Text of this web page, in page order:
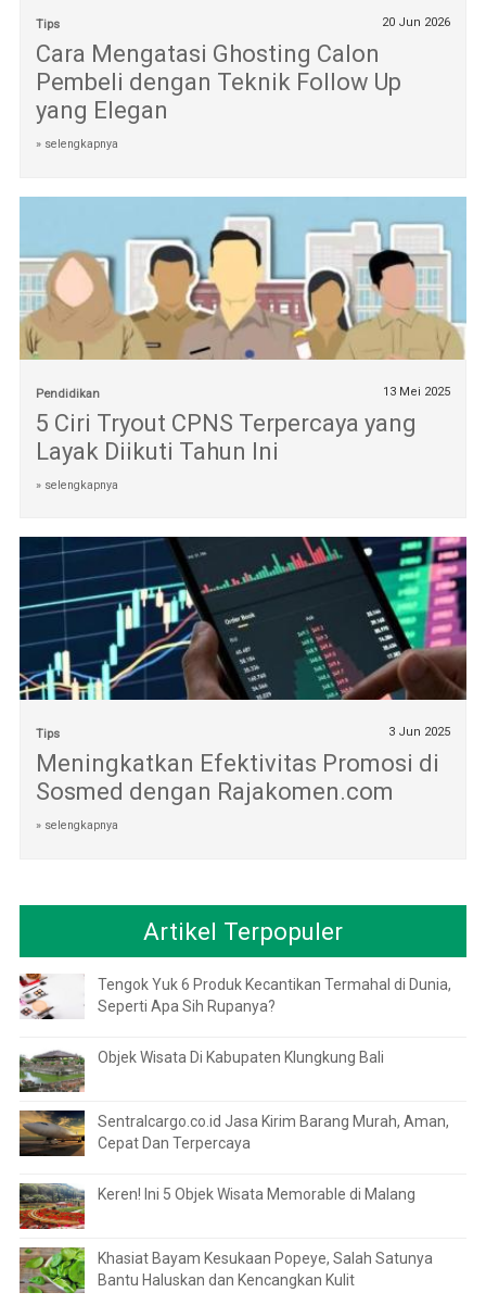
Tips 20 Jun 2026
Cara Mengatasi Ghosting Calon
Pembeli dengan Teknik Follow Up
yang Elegan
» selengkapnya
Pendidikan 13 Mei 2025
5 Ciri Tryout CPNS Terpercaya yang
Layak Diikuti Tahun Ini
» selengkapnya
Tips 3 Jun 2025
Meningkatkan Efektivitas Promosi di
Sosmed dengan Rajakomen.com
» selengkapnya
Artikel Terpopuler
Tengok Yuk 6 Produk Kecantikan Termahal di Dunia,
Seperti Apa Sih Rupanya?
Objek Wisata Di Kabupaten Klungkung Bali
Sentralcargo.co.id Jasa Kirim Barang Murah, Aman,
Cepat Dan Terpercaya
Keren! Ini 5 Objek Wisata Memorable di Malang
Khasiat Bayam Kesukaan Popeye, Salah Satunya
Bantu Haluskan dan Kencangkan Kulit